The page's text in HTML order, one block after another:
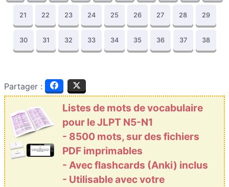
21 22 23 24 25 26 27 28 29
30 31 32 33 34 35 36 37 38
Partager :
Listes de mots de vocabulaire
pour le JLPT N5-N1
- 8500 mots, sur des fichiers
PDF imprimables
- Avec flashcards (Anki) inclus
- Utilisable avec votre